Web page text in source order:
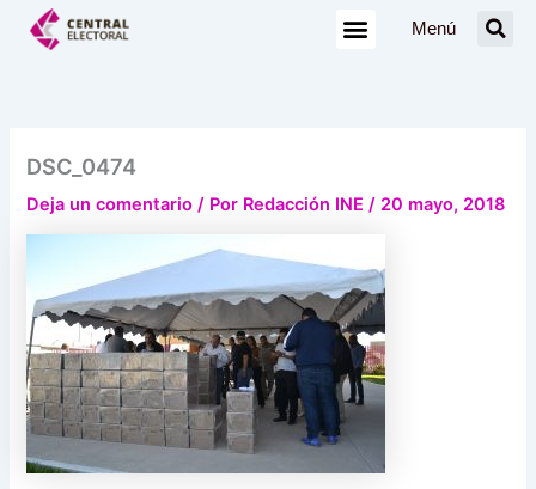
Menú
DSC_0474
Deja un comentario / Por Redacción INE/ 20 mayo, 2018